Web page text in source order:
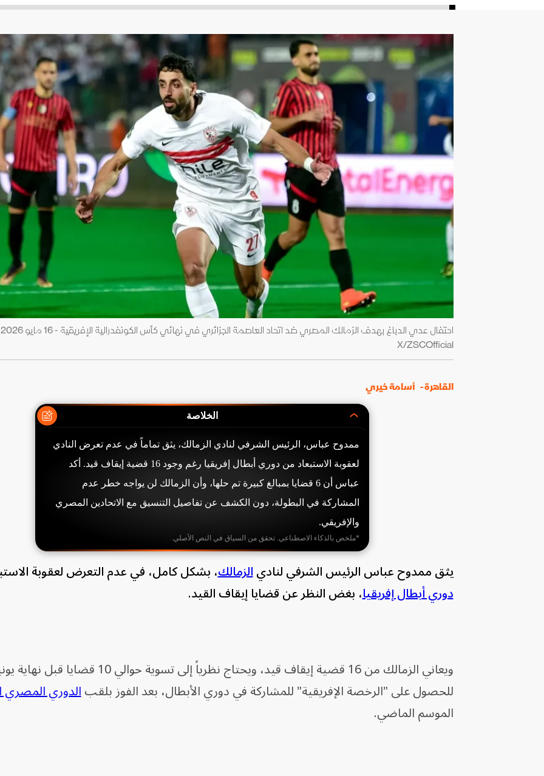
تصفيات أفريقيا لكأس العالم
الدوري الإنجليزي الممتاز
ليون
أمين غويري
X/ZSCOfficial
القاهرة - أسامة خيري
الخلاصة
ممدوح عباس، الرئيس الشرفي لنادي الزمالك، يثق تماماً في عدم تعرض النادي
لعقوبة الاستبعاد من دوري أبطال إفريقيا رغم وجود 16 قضية إيقاف قيد. أكد
عباس أن 6 قضايا بمبالغ كبيرة تم حلها، وأن الزمالك لن يواجه خطر عدم
المشاركة في البطولة، دون الكشف عن تفاصيل التنسيق مع الاتحادين المصري
والإفريقي.
*ملخص بالذكاء الاصطناعي. تحقق من السياق في النص الأصلي.
يثق ممدوح عباس الرئيس الشرفي لناديالزمالك، بشكل كامل، في عدم التعرض لعقوبة
دوري أبطال إفريقيا، بغض النظر عن قضايا إيقاف القيد.
ويعاني الزمالك من 16 قضية إيقاف قيد، ويحتاج نظرياً إلى تسوية
للحصول على "الرخصة الإفريقية" للمشاركة في دوري الأبطال، بعد الفوز بلقبالدوري المصري
الموسم الماضي.